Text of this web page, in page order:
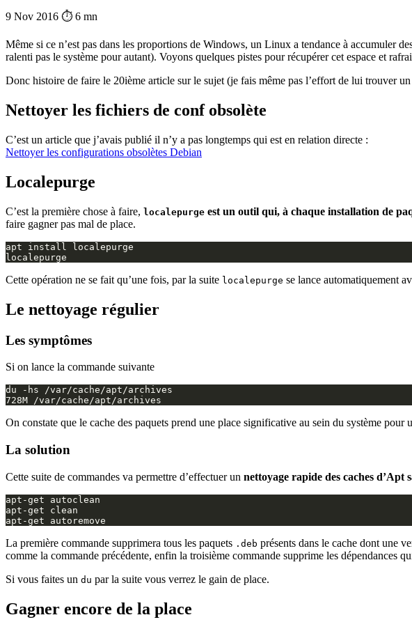
9 Nov 2016 ⏱ 6 mn
Même si ce n’est pas dans les proportions de Windows, un Linux a tendance à accumuler
ralenti pas le système pour autant). Voyons quelques pistes pour récupérer cet espace et
Donc histoire de faire le 20ième article sur le sujet (je fais même pas l’effort de lui trouver
Nettoyer les fichiers de conf obsolète
C’est un article que j’avais publié il n’y a pas longtemps qui est en relation directe :
Nettoyer les configurations obsolètes Debian
Localepurge
C’est la première chose à faire, localepurge est un outil qui, à chaque installation de
faire gagner pas mal de place.
Cette opération ne se fait qu’une fois, par la suite localepurge se lance automatiquement
Le nettoyage régulier
Les symptômes
Si on lance la commande suivante
On constate que le cache des paquets prend une place significative au sein du système pour
La solution
Cette suite de commandes va permettre d’effectuer un nettoyage rapide des caches d’Apt
La première commande supprimera tous les paquets .deb présents dans le cache dont une
comme la commande précédente, enfin la troisième commande supprime les dépendances
Si vous faites un du par la suite vous verrez le gain de place.
Gagner encore de la place